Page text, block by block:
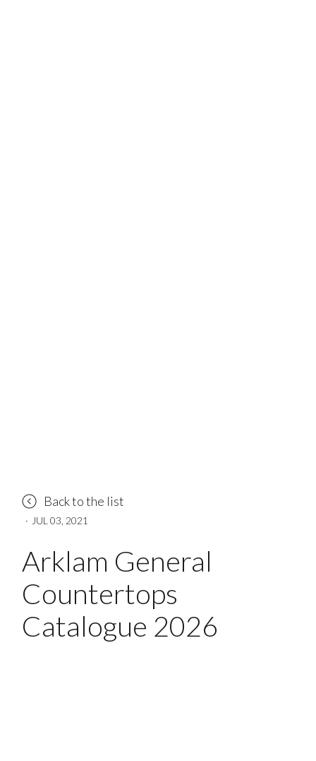
Back to the list
· JUL 03, 2021
Arklam General
Countertops
Catalogue 2026